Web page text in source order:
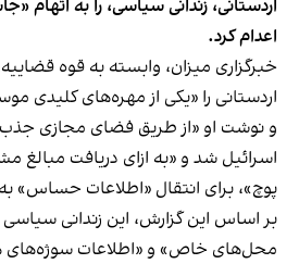
اردستانی، زندانی سیاسی، را به اتهام
اعدام کرد.
اردستانی را «یکی از مهره‌های کلیدی
و نوشت او «از طریق فضای مجازی
اسرائیل شد و «به ازای دریافت
پوچ»، برای انتقال «اطلاعات حساس»
بر اساس این گزارش، این زندانی
محل‌های خاص» و «اطلاعات سوژه‌های